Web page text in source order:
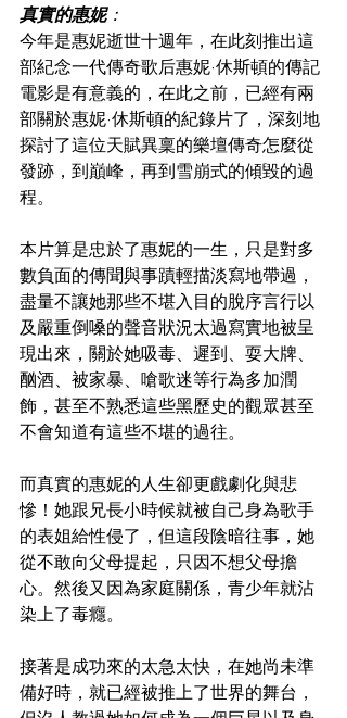
真實的惠妮：
今年是惠妮逝世十週年，在此刻推出這
部紀念一代傳奇歌后惠妮·休斯頓的傳記
電影是有意義的，在此之前，已經有兩
部關於惠妮·休斯頓的紀錄片了，深刻地
探討了這位天賦異稟的樂壇傳奇怎麼從
發跡，到巔峰，再到雪崩式的傾毀的過
程。
本片算是忠於了惠妮的一生，只是對多
數負面的傳聞與事蹟輕描淡寫地帶過，
盡量不讓她那些不堪入目的脫序言行以
及嚴重倒嗓的聲音狀況太過寫實地被呈
現出來，關於她吸毒、遲到、耍大牌、
酗酒、被家暴、嗆歌迷等行為多加潤
飾，甚至不熟悉這些黑歷史的觀眾甚至
不會知道有這些不堪的過往。
而真實的惠妮的人生卻更戲劇化與悲
慘！她跟兄長小時候就被自己身為歌手
的表姐給性侵了，但這段陰暗往事，她
從不敢向父母提起，只因不想父母擔
心。然後又因為家庭關係，青少年就沾
染上了毒癮。
接著是成功來的太急太快，在她尚未準
備好時，就已經被推上了世界的舞台，